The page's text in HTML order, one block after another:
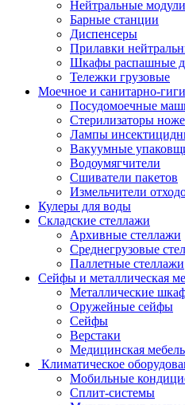
Нейтральные модули
Барные станции
Диспенсеры
Прилавки
Шкафы распашные
Тележки грузовые
Моечное и санитарно-
Посудомоечные
Стерилизаторы
Лампы
Вакуумные
Водоумягчители
Сшиватели пакетов
Измельчители
Кулеры для воды
Складские стеллажи
Архивные стеллажи
Среднегрузовые
Паллетные стеллажи
Сейфы и металлическая
Металлические
Оружейные сейфы
Сейфы
Верстаки
Медицинская мебель
Климатическое
Мобильные
Сплит-системы